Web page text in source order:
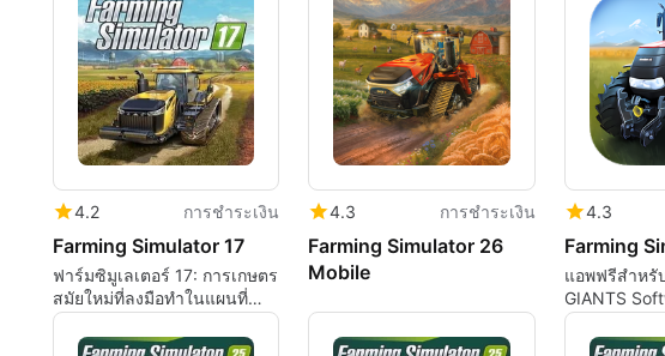
4.2 การชำระเงิน
Farming Simulator 17
ฟาร์มซิมูเลเตอร์ 17: การเกษตร
สมัยใหม่ที่ลงมือทำในแผนที่
กว้างใหญ่
4.3 การชำระเงิน
Farming Simulator 26
Mobile
4.3
Farming
แอพฟรีสำหรั
GIANTS